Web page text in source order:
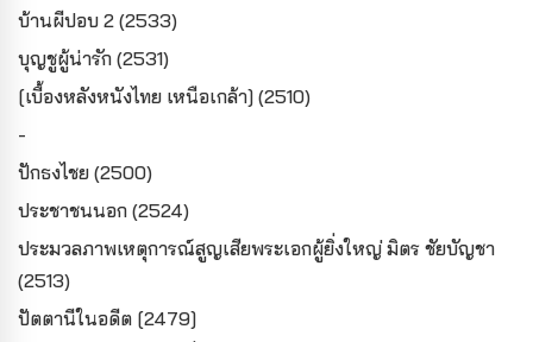
บ้านผีปอบ 2 (2533)
บุญชูผู้น่ารัก (2531)
[เบื้องหลังหนังไทย เหนือเกล้า] (2510)
-
ปักธงไชย (2500)
ประชาชนนอก (2524)
ประมวลภาพเหตุการณ์สูญเสียพระเอกผู้ยิ่งใหญ่ มิตร ชัยบัญชา
(2513)
ปัตตานีในอดีต [2479]